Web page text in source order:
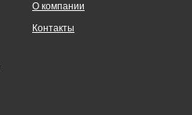
О компании
Контакты